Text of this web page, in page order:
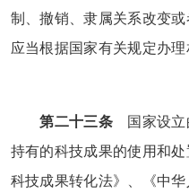
制、撤销、隶属关系改变
应当根据国家有关规定办
第二十三条 国家设立
持有的科技成果的使用和
科技成果转化法》、《中